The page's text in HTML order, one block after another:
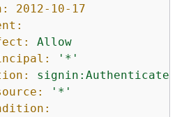
2012-10-17
Allow
'*'
signin:Authenticate
'*'